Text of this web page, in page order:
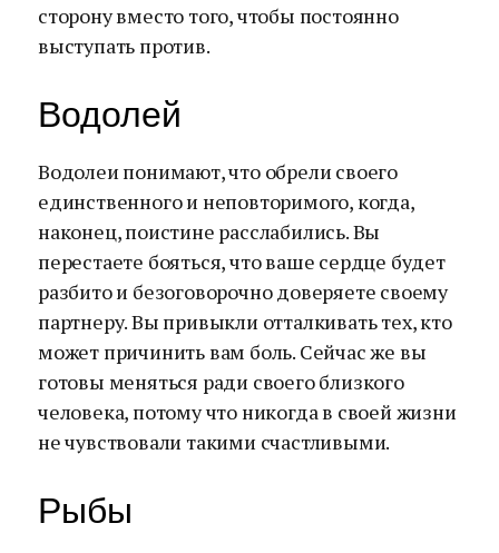
сторону вместо того, чтобы постоянно
выступать против.
Водолей
Водолеи понимают, что обрели своего
единственного и неповторимого, когда,
наконец, поистине расслабились. Вы
перестаете бояться, что ваше сердце будет
разбито и безоговорочно доверяете своему
партнеру. Вы привыкли отталкивать тех, кто
может причинить вам боль. Сейчас же вы
готовы меняться ради своего близкого
человека, потому что никогда в своей жизни
не чувствовали такими счастливыми.
Рыбы